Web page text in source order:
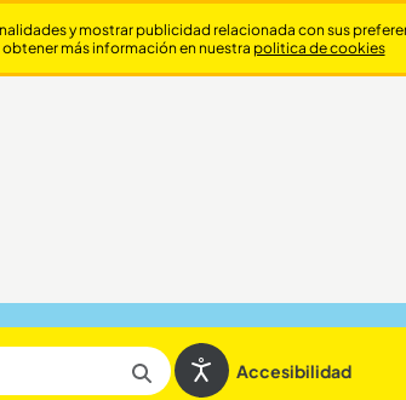
Accesibilidad
y mostrar publicidad relacionada con sus
más información en nuestra politica de cookies